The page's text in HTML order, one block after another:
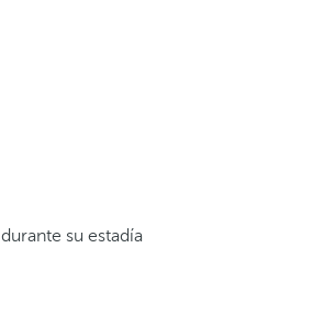
su estadía